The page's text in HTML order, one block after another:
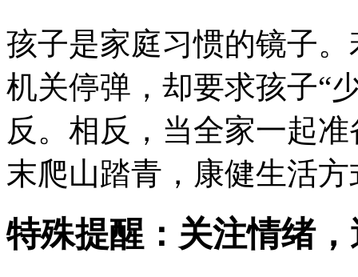
孩子是家庭习惯的镜子
机关停弹，却要求孩子“
反。相反，当全家一起
末爬山踏青，康健生活
特殊提醒：关注情绪